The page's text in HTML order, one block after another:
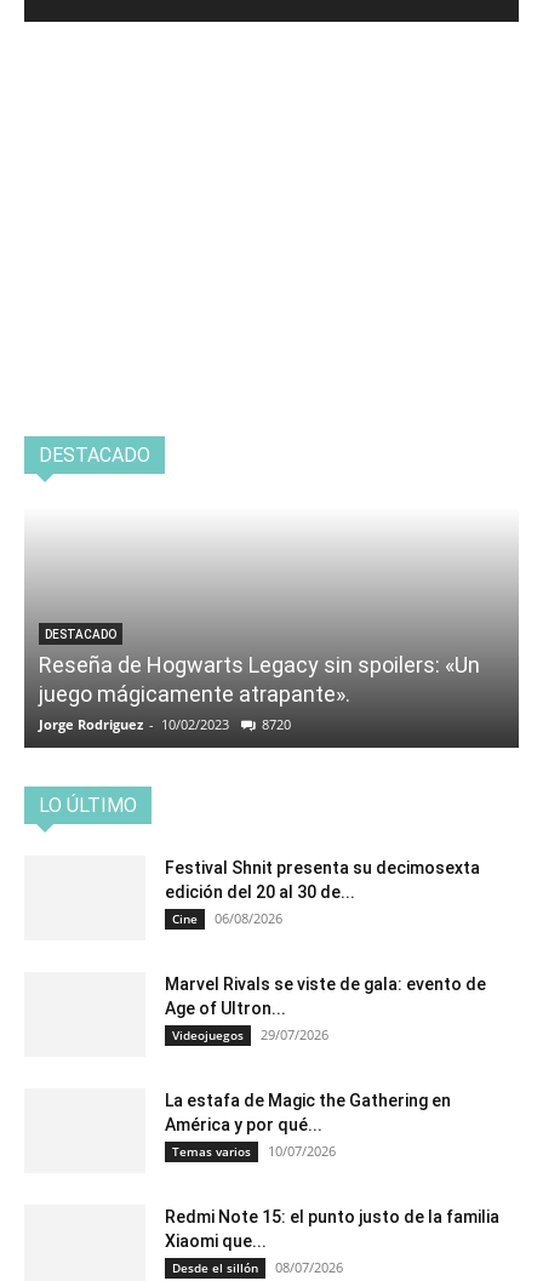
DESTACADO
DESTACADO
Reseña de Hogwarts Legacy sin spoilers: «Un
juego mágicamente atrapante».
Jorge Rodriguez - 10/02/2023 8720
LO ÚLTIMO
Festival Shnit presenta su decimosexta
edición del 20 al 30 de...
Cine 06/08/2026
Marvel Rivals se viste de gala: evento de
Age of Ultron...
Videojuegos 29/07/2026
La estafa de Magic the Gathering en
América y por qué...
Temas varios 10/07/2026
Redmi Note 15: el punto justo de la familia
Xiaomi que...
Desde el sillón 08/07/2026